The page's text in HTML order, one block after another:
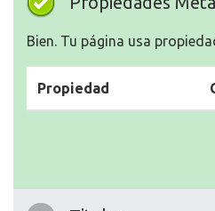
Bien. Tu página usa
Propiedad